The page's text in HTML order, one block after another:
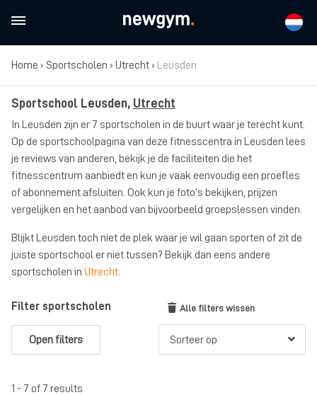
Home › Sportscholen › Utrecht › Leusden
Sportschool Leusden, Utrecht
In Leusden zijn er 7 sportscholen in de buurt waar je terecht kunt.
Op de sportschoolpagina van deze fitnesscentra in Leusden lees
je reviews van anderen, bekijk je de faciliteiten die het
fitnesscentrum aanbiedt en kun je vaak eenvoudig een proefles
of abonnement afsluiten. Ook kun je foto’s bekijken, prijzen
vergelijken en het aanbod van bijvoorbeeld groepslessen vinden.
Blijkt Leusden toch niet de plek waar je wil gaan sporten of zit de
juiste sportschool er niet tussen? Bekijk dan eens andere
sportscholen in Utrecht
Filter sportscholen
Open filters
Alle filters wissen
1 - 7 of 7 results